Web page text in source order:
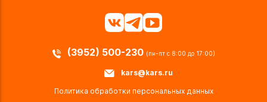
(3952) 500-230 (пн-пт с 8:00 до 17:00)
kars@kars.ru
Политика обработки персональных данных